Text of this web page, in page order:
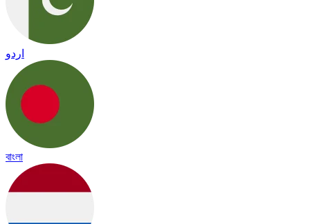
اردو
বাংলা